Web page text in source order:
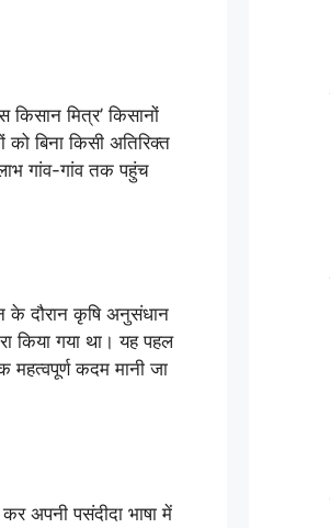
मित्र’ किसानों
बिना किसी अतिरिक्त
गांव-गांव तक पहुंच
के दौरान कृषि अनुसंधान
किया गया था। यह पहल
महत्वपूर्ण कदम मानी जा
अपनी पसंदीदा भाषा में